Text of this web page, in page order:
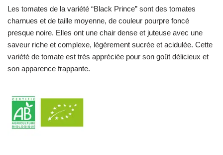
Les tomates de la variété “Black Prince” sont des tomates
charnues et de taille moyenne, de couleur pourpre foncé
presque noire. Elles ont une chair dense et juteuse avec une
saveur riche et complexe, légèrement sucrée et acidulée. Cette
variété de tomate est très appréciée pour son goût délicieux et
son apparence frappante.